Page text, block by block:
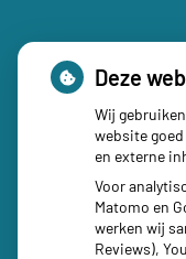
Social
Deze
Wij
website
en externe
Voor
Matomo en
werken wij
Reviews),